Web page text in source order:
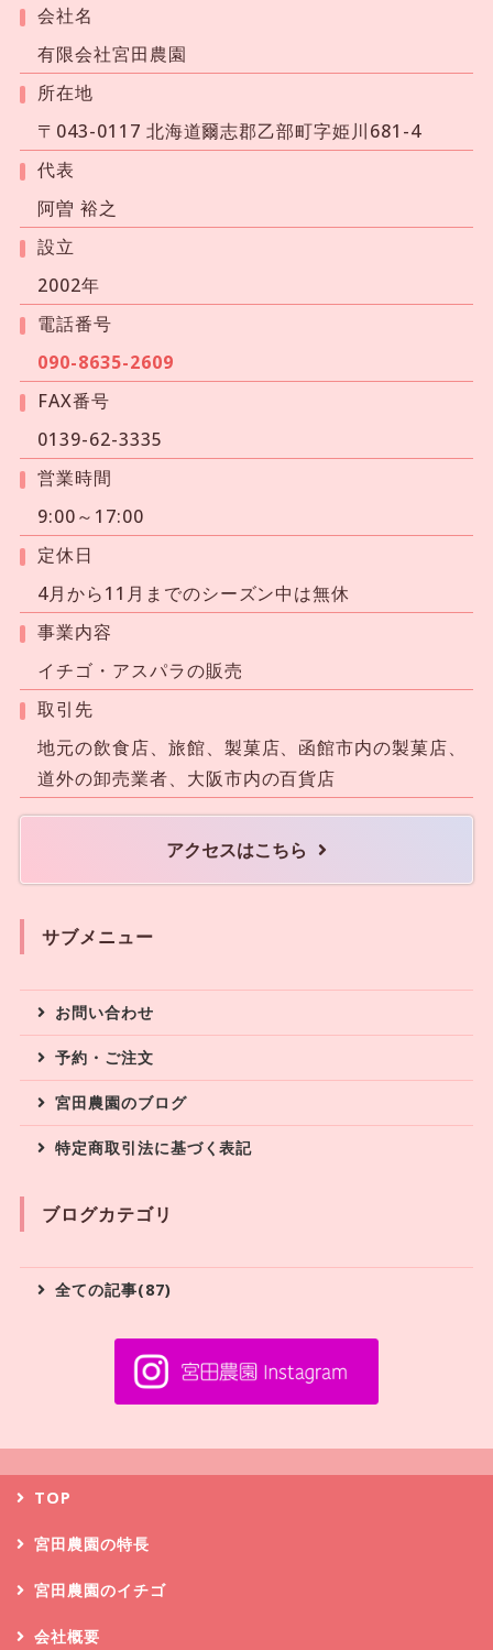
会社名
有限会社宮田農園
所在地
〒043-0117 北海道爾志郡乙部町字姫川681-4
代表
阿曽 裕之
設立
2002年
電話番号
090-8635-2609
FAX番号
0139-62-3335
営業時間
9:00～17:00
定休日
4月から11月までのシーズン中は無休
事業内容
イチゴ・アスパラの販売
取引先
地元の飲食店、旅館、製菓店、函館市内の製菓店、
道外の卸売業者、大阪市内の百貨店
アクセスはこちら
サブメニュー
お問い合わせ
予約・ご注文
宮田農園のブログ
特定商取引法に基づく表記
ブログカテゴリ
全ての記事(87)
TOP
宮田農園の特長
宮田農園のイチゴ
会社概要